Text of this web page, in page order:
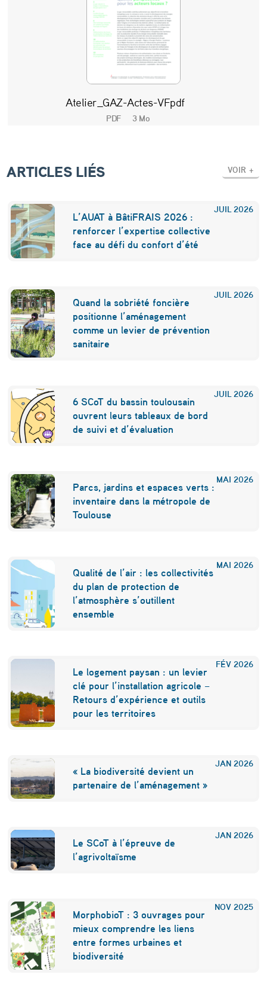
l
s
a
c
e
u
r
s
o
a
x
?
Atelier_GAZ-Actes-VFpdf
PDF 3 Mo
ARTICLES LIÉS VOIR +
JUIL 2026
L’AUAT à BâtiFRAIS 2026 :
renforcer l’expertise collective
face au défi du confort d’été
JUIL 2026
Quand la sobriété foncière
positionne l’aménagement
comme un levier de prévention
sanitaire
JUIL 2026
6 SCoT du bassin toulousain
ouvrent leurs tableaux de bord
de suivi et d’évaluation
MAI 2026
Parcs, jardins et espaces verts :
inventaire dans la métropole de
Toulouse
MAI 2026
Qualité de l’air : les collectivités
du plan de protection de
l’atmosphère s’outillent
ensemble
FÉV 2026
Le logement paysan : un levier
clé pour l’installation agricole –
Retours d’expérience et outils
pour les territoires
JAN 2026
« La biodiversité devient un
partenaire de l’aménagement »
JAN 2026
Le SCoT à l’épreuve de
l’agrivoltaïsme
NOV 2025
MorphobioT : 3 ouvrages pour
mieux comprendre les liens
entre formes urbaines et
biodiversité